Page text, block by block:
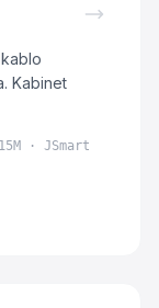
Kabinet
· JSmart